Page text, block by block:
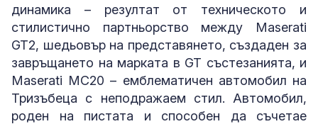
динамика – резултат от техническото и
стилистично партньорство между Maserati
GT2, шедьовър на представянето, създаден за
завръщането на марката в GT състезанията, и
Maserati MC20 – емблематичен автомобил на
Тризъбеца с неподражаем стил. Автомобил,
роден на пистата и способен да съчетае